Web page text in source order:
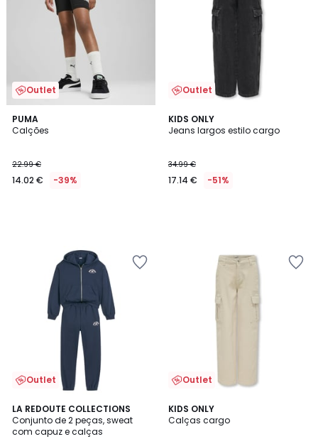
Outlet
PUMA
Calções
22.99 €
14.02 € -39%
Outlet
KIDS ONLY
Jeans largos estilo cargo
34.99 €
17.14 € -51%
Outlet
LA REDOUTE COLLECTIONS
Conjunto de 2 peças, sweat
com capuz e calças
4,8
/ 5
Outlet
KIDS ONLY
Calças cargo
5
/